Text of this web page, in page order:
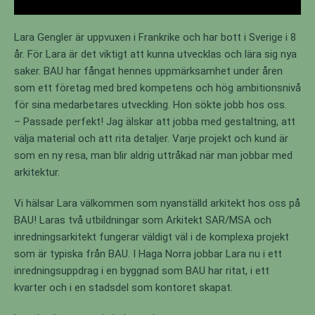
Lara Gengler är uppvuxen i Frankrike och har bott i Sverige i 8
år. För Lara är det viktigt att kunna utvecklas och lära sig nya
saker. BAU har fångat hennes uppmärksamhet under åren
som ett företag med bred kompetens och hög ambitionsnivå
för sina medarbetares utveckling. Hon sökte jobb hos oss.
– Passade perfekt! Jag älskar att jobba med gestaltning, att
välja material och att rita detaljer. Varje projekt och kund är
som en ny resa, man blir aldrig uttråkad när man jobbar med
arkitektur.
Vi hälsar Lara välkommen som nyanställd arkitekt hos oss på
BAU! Laras två utbildningar som Arkitekt SAR/MSA och
inredningsarkitekt fungerar väldigt väl i de komplexa projekt
som är typiska från BAU. I Haga Norra jobbar Lara nu i ett
inredningsuppdrag i en byggnad som BAU har ritat, i ett
kvarter och i en stadsdel som kontoret skapat.